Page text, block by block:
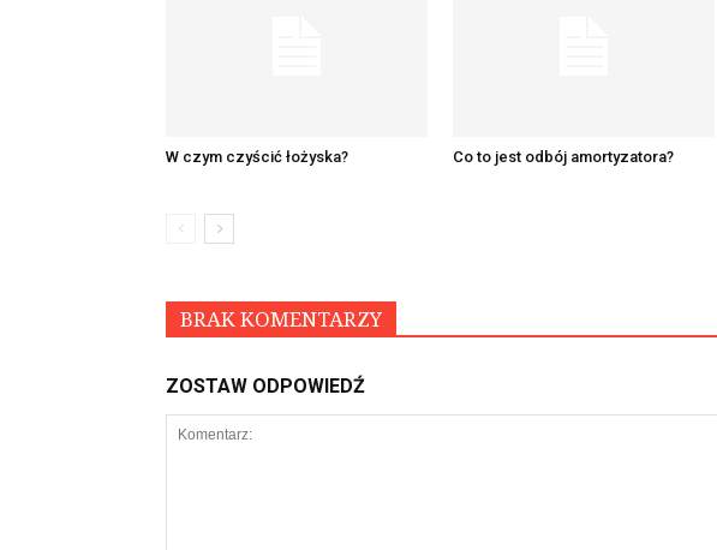
W czym czyścić łożyska? Co to jest odbój amortyzatora?
BRAK KOMENTARZY
ZOSTAW ODPOWIEDŹ